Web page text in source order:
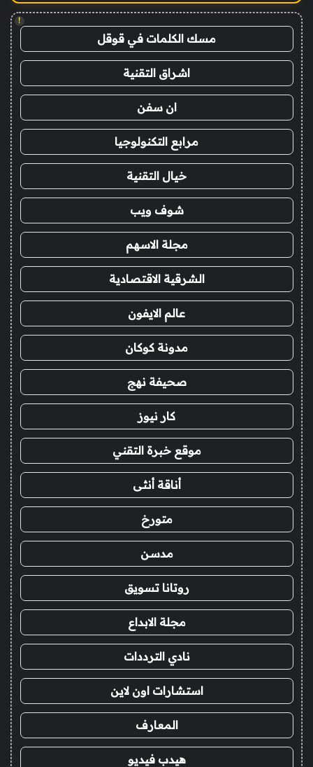
!
مسك الكلمات في قوقل
اشراق التقنية
ان سفن
مرابع التكنولوجيا
خيال التقنية
شوف ويب
مجلة الاسهم
الشرقية الاقتصادية
عالم الايفون
مدونة كوكان
صحيفة نهج
كار نيوز
موقع خبرة التقني
أناقة أنثى
متورخ
مدسن
روتانا تسويق
مجلة الابداع
نادي الترددات
استشارات اون لاين
المعارف
هيدب فيديو